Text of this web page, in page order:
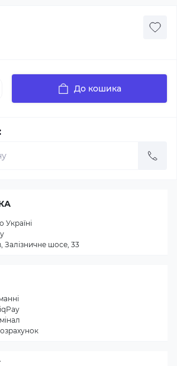
До кошика
Залізничне шосе, 33